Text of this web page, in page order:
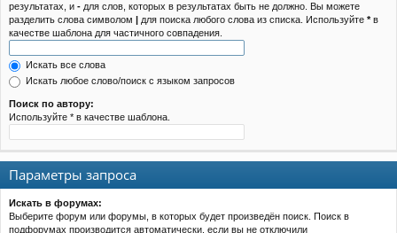
результатах, и - для слов, которых в результатах быть не должно. Вы можете
разделить слова символом | для поиска любого слова из списка. Используйте *в
качестве шаблона для частичного совпадения.
Искать все слова
Искать любое слово/поиск с языком запросов
Поиск по автору:
Используйте * в качестве шаблона.
Параметры запроса
Искать в форумах:
Выберите форум или форумы, в которых будет произведён поиск. Поиск в
подфорумах производится автоматически, если вы не отключили